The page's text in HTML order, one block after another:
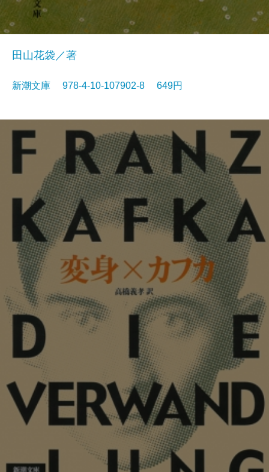
田山花袋／著
新潮文庫 978-4-10-107902-8 649円